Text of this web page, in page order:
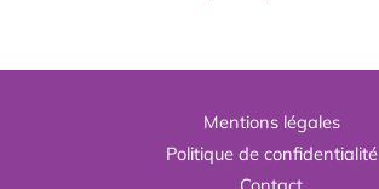
Mentions légales
Politique de confidentialité